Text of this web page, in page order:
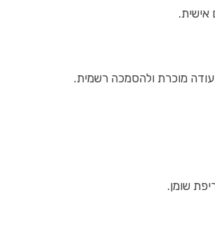
אישית.
מוכרת ולהסמכה רשמית.
שומן.